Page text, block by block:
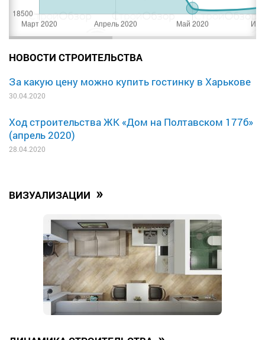
НОВОСТИ СТРОИТЕЛЬСТВА
За какую цену можно купить гостинку в Харькове
30.04.2020
Ход строительства ЖК «Дом на Полтавском 177б»
(апрель 2020)
28.04.2020
ВИЗУАЛИЗАЦИИ »